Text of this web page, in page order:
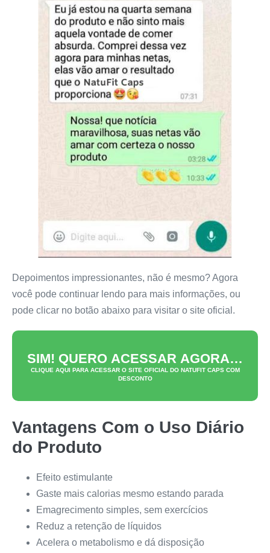
Depoimentos impressionantes, não é mesmo? Agora
você pode continuar lendo para mais informações, ou
pode clicar no botão abaixo para visitar o site oficial.
SIM! QUERO ACESSAR AGORA…
CLIQUE AQUI PARA ACESSAR O SITE OFICIAL DO NATUFIT CAPSCOM
DESCONTO
Vantagens Com o Uso Diário
do Produto
Efeito estimulante
Gaste mais calorias mesmo estando parada
Emagrecimento simples, sem exercícios
Reduz a retenção de líquidos
Acelera o metabolismo e dá disposição